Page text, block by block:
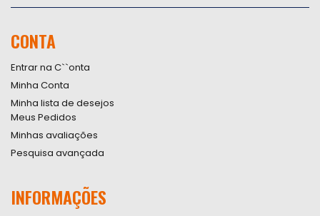
Newsletter:
CONTA
Entrar na C``onta
Minha Conta
Minha lista de desejos
Meus Pedidos
Minhas avaliações
Pesquisa avançada
INFORMAÇÕES